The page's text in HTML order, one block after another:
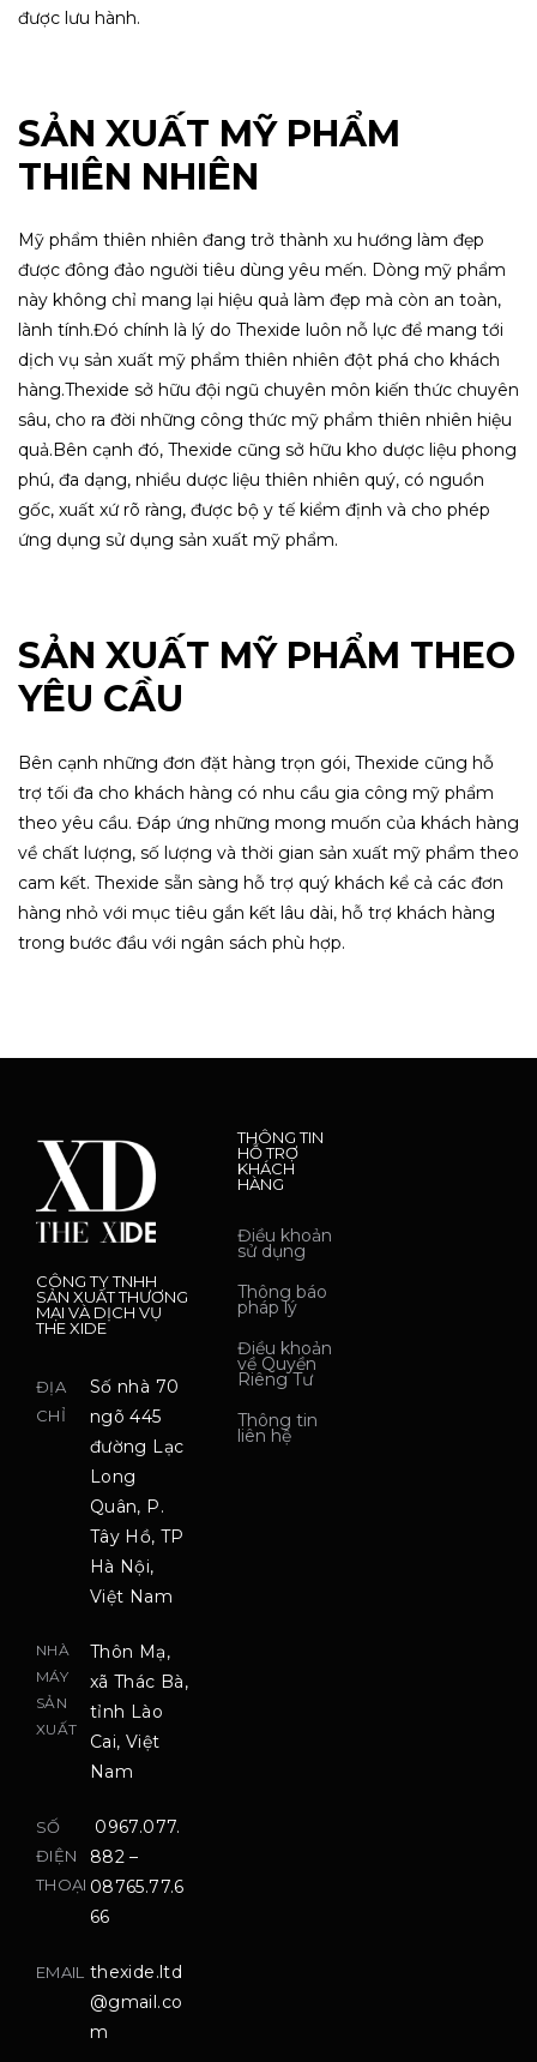
được lưu hành.
SẢN XUẤT MỸ PHẨM
THIÊN NHIÊN
Mỹ phẩm thiên nhiên đang trở thành xu hướng làm đẹp
được đông đảo người tiêu dùng yêu mến. Dòng mỹ phẩm
này không chỉ mang lại hiệu quả làm đẹp mà còn an toàn,
lành tính.Đó chính là lý do Thexide luôn nỗ lực để mang tới
dịch vụ sản xuất mỹ phẩm thiên nhiên đột phá cho khách
hàng.Thexide sở hữu đội ngũ chuyên môn kiến thức chuyên
sâu, cho ra đời những công thức mỹ phẩm thiên nhiên hiệu
quả.Bên cạnh đó, Thexide cũng sở hữu kho dược liệu phong
phú, đa dạng, nhiều dược liệu thiên nhiên quý, có nguồn
gốc, xuất xứ rõ ràng, được bộ y tế kiểm định và cho phép
ứng dụng sử dụng sản xuất mỹ phẩm.
SẢN XUẤT MỸ PHẨM THEO
YÊU CẦU
Bên cạnh những đơn đặt hàng trọn gói, Thexide cũng hỗ
trợ tối đa cho khách hàng có nhu cầu gia công mỹ phẩm
theo yêu cầu. Đáp ứng những mong muốn của khách hàng
về chất lượng, số lượng và thời gian sản xuất mỹ phẩm theo
cam kết. Thexide sẵn sàng hỗ trợ quý khách kể cả các đơn
hàng nhỏ với mục tiêu gắn kết lâu dài, hỗ trợ khách hàng
trong bước đầu với ngân sách phù hợp.
CÔNG TY TNHH
SẢN XUẤT THƯƠNG
MẠI VÀ DỊCH VỤ
THE XIDE
ĐỊA
CHỈ
Số nhà 70
ngõ 445
đường Lạc
Long
Quân, P.
Tây Hồ, TP
Hà Nội,
Việt Nam
NHÀ
MÁY
SẢN
XUẤT
Thôn Mạ,
xã Thác Bà,
tỉnh Lào
Cai, Việt
Nam
SỐ
ĐIỆN
THOẠI
0967.077.
882 –
08765.77.6
66
EMAIL
thexide.ltd
@gmail.co
m
THÔNG TIN
HỖ TRỢ
KHÁCH
HÀNG
Điều khoản
sử dụng
Thông báo
pháp lý
Điều khoản
về Quyền
Riêng Tư
Thông tin
liên hệ